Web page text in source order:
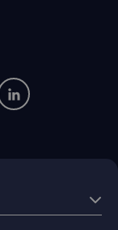
sur Twitter
nous sur
: rejoignez-nous
fenêtre :
Nouvelle fenêtre :